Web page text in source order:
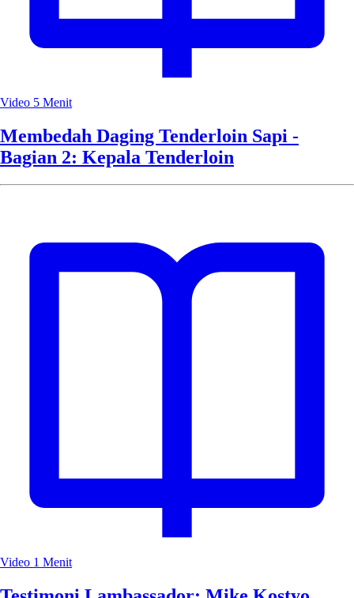
Video 5 Menit
Membedah Daging Tenderloin Sapi -
Bagian 2: Kepala Tenderloin
Video 1 Menit